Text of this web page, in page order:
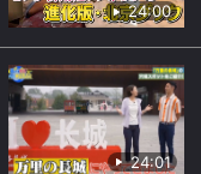
24:00
24:01